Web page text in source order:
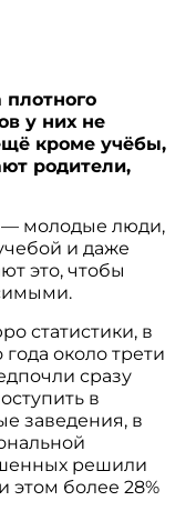
плотного
у них не
кроме учёбы,
родители,
молодые люди,
и даже
это, чтобы
статистики, в
около трети
сразу
в
заведения, в
решили
этом более 28%